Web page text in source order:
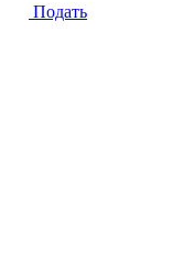
Подать